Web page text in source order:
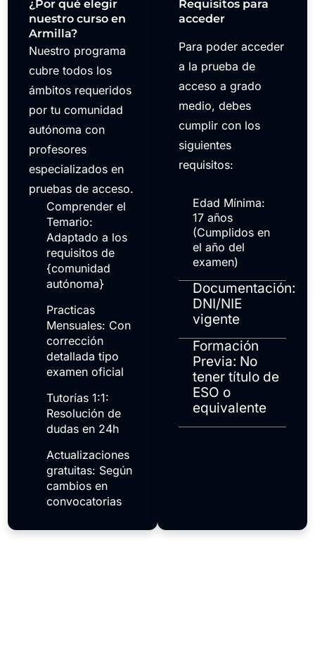
¿Por qué elegir
nuestro curso en
Armilla?
Nuestro programa
cubre todos los
ámbitos requeridos
por tu comunidad
autónoma con
profesores
especializados en
pruebas de acceso.
Comprender el
Temario:
Adaptado a los
requisitos de
{comunidad
autónoma}
Practicas
Mensuales: Con
corrección
detallada tipo
examen oficial
Tutorías 1:1:
Resolución de
dudas en 24h
Actualizaciones
gratuitas: Según
cambios en
convocatorias
Requisitos para
acceder
Para poder acceder
a la prueba de
acceso a grado
medio, debes
cumplir con los
siguientes
requisitos:
Edad Mínima:
17 años
(Cumplidos en
el año del
examen)
Documentación:
DNI/NIE
vigente
Formación
Previa: No
tener título de
ESO o
equivalente